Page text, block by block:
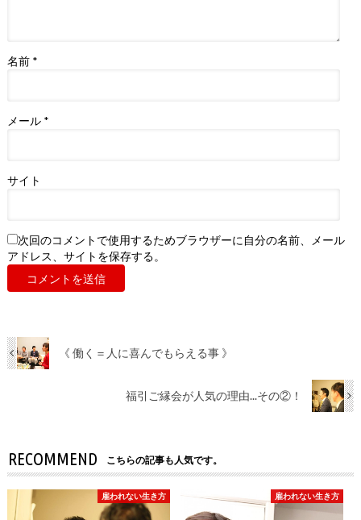
名前 *
メール *
サイト
次回のコメントで使用するためブラウザーに自分の名前、メール
アドレス、サイトを保存する。
《 働く＝人に喜んでもらえる事 》
福引ご縁会が人気の理由...その②！
RECOMMEND こちらの記事も人気です。
雇われない生き方 雇われない生き方